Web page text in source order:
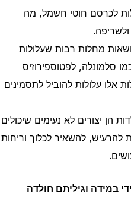
לכרסם חוטי חשמל, מה
מחלות רבות שעלולות
סלמונלה, לפטוספירוזיס
אלו עלולות להוביל לתסמינים
הן יצורים לא נעימים שיכולים
להרעיש, להשאיר לכלוך וריחות
במידה וגיליתם חולדה